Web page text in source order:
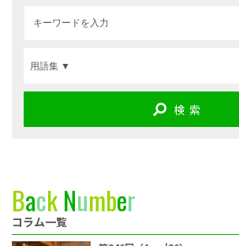
検 索
BackNumber
コラム一覧